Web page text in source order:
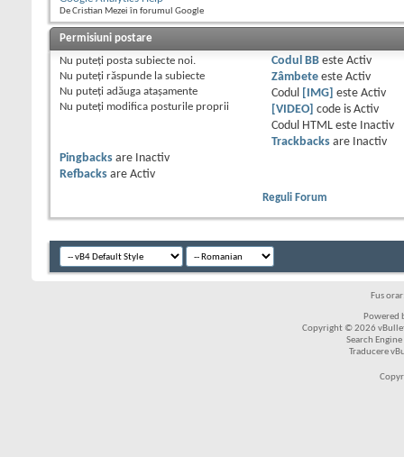
De Cristian Mezei în forumul Google
Permisiuni postare
Nu puteţi posta subiecte noi.
Nu puteţi răspunde la subiecte
Nu puteţi adăuga ataşamente
Nu puteţi modifica posturile proprii
Codul BBeste Activ
Zâmbeteeste Activ
Codul
[IMG] este Activ
[VIDEO]
code is Activ
Codul HTML este
Inactiv
Trackbacksare
Inactiv
Pingbacks are
Inactiv
Refbacks are Activ
Reguli Forum
Fus
Powered
Copyright © 2026
Search
Traducere